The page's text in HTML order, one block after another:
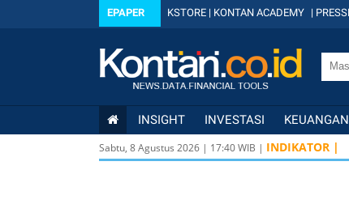
EPAPER KSTORE | KONTAN ACADEMY |
INSIGHT INVESTASI KEUANGAN
Sabtu, 8 Agustus 2026 | 17:40WIB | INDIKATOR |